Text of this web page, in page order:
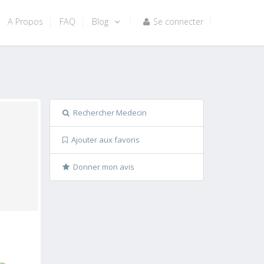
A Propos FAQ Blog Se connecter
Rechercher Medecin
Ajouter aux favoris
Donner mon avis